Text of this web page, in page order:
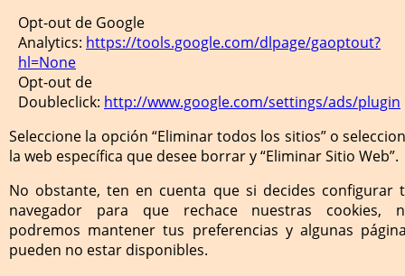
Opt-out de Google
Analytics: https://tools.google.com/dlpage/gaoptout?
hl=None
Opt-out de
Doubleclick: http://www.google.com/settings/ads/plugin
Seleccione la opción “Eliminar todos los sitios” o
la web específica que desee borrar y “Eliminar Sitio Web”.
No obstante, ten en cuenta que si decides configurar
navegador para que rechace nuestras cookies,
podremos mantener tus preferencias y algunas
pueden no estar disponibles.